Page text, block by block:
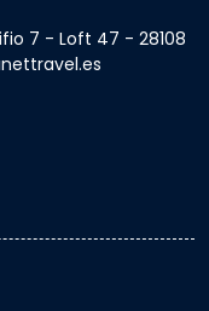
7 - Loft 47 - 28108